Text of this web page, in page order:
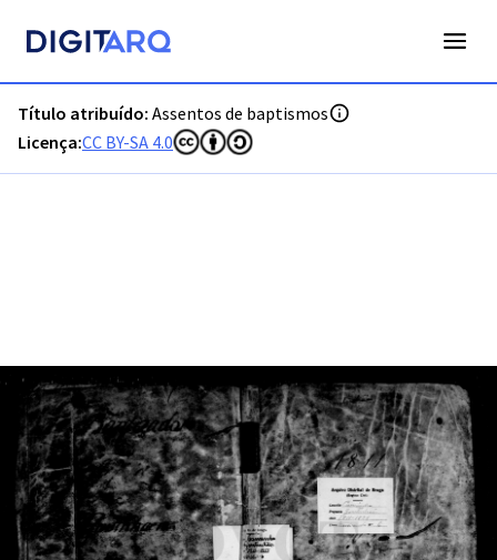
Título atribuído: Assentos de baptismos
Licença:CC BY-SA 4.0